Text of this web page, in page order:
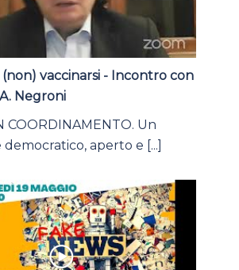
(non) vaccinarsi - Incontro con
Negroni
COORDINAMENTO. Un
aperto e [...]